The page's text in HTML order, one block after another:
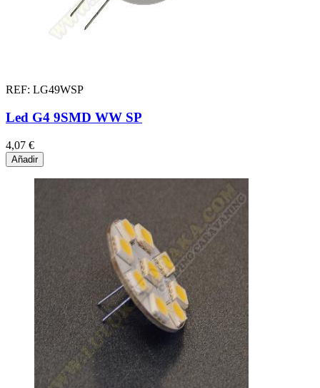
REF: LG49WSP
Led G4 9SMD WW SP
4,07 €
Añadir